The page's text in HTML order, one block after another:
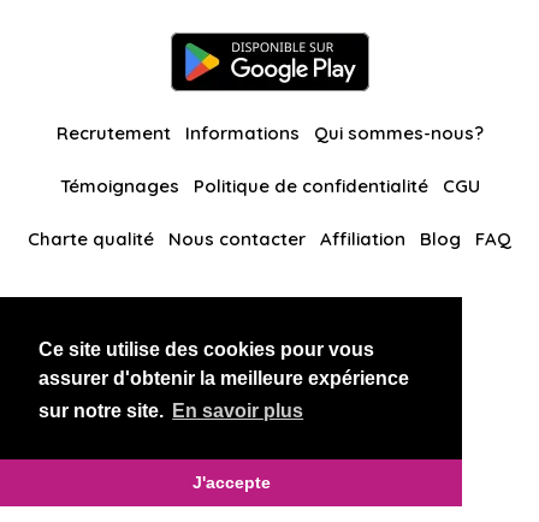
Ce site utilise des cookies pour vous
assurer d'obtenir la meilleure expérience
sur notre site. En savoir plus
J'accepte
Recrutement Informations Qui sommes-nous?
Témoignages Politique de confidentialité CGU
Charte qualité Nous contacter Affiliation Blog FAQ
BlackAndBeauties RussianKisses